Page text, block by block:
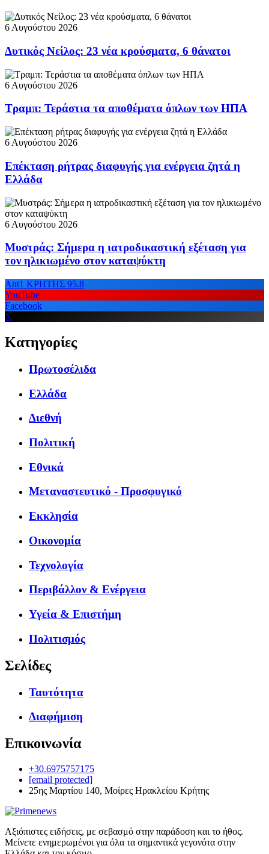
6 Αυγούστου 2026
Δυτικός Νείλος: 23 νέα κρούσματα, 6 θάνατοι
6 Αυγούστου 2026
Τραμπ: Τεράστια τα αποθέματα όπλων των ΗΠΑ
6 Αυγούστου 2026
Επέκταση ρήτρας διαφυγής για ενέργεια ζητά η
Ελλάδα
6 Αυγούστου 2026
Μυστράς: Σήμερα η ιατροδικαστική εξέταση για
τον ηλικιωμένο στον καταψύκτη
Ant1 ΚΡΗΤΗΣ 95.8
YouTube
Facebook
X
Κατηγορίες
Πρωτοσέλιδα
Ελλάδα
Διεθνή
Πολιτική
Εθνικά
Μεταναστευτικό - Προσφυγικό
Εκκλησία
Οικονομία
Τεχνολογία
Περιβάλλον & Ενέργεια
Υγεία & Επιστήμη
Πολιτισμός
Σελίδες
Ταυτότητα
Διαφήμιση
Επικοινωνία
+30.6975757175
[email protected]
25ης Μαρτίου 140, Μοίρες Ηρακλείου Κρήτης
Αξιόπιστες ειδήσεις, με σεβασμό στην παράδοση και το ήθος.
Μείνετε ενημερωμένοι για όλα τα σημαντικά γεγονότα στην